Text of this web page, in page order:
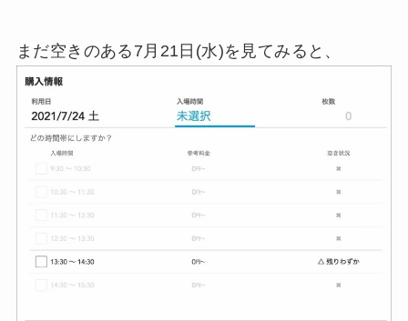
まだ空きのある7月21日(水)を見てみると、